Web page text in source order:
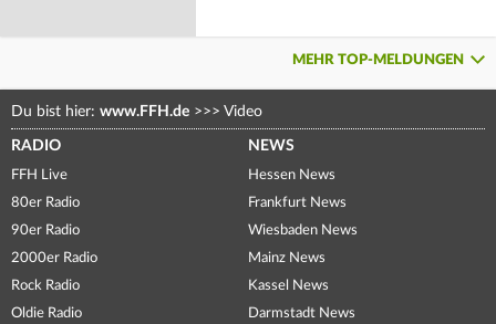
MEHR TOP-MELDUNGEN
Du bist hier: www.FFH.de >>> Video
RADIO
FFH Live
80er Radio
90er Radio
2000er Radio
Rock Radio
Oldie Radio
NEWS
Hessen News
Frankfurt News
Wiesbaden News
Mainz News
Kassel News
Darmstadt News